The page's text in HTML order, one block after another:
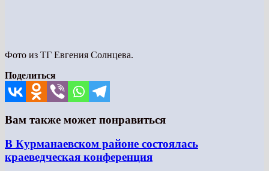
Фото из ТГ Евгения Солнцева.
Поделиться
Вам также может понравиться
В Курманаевском районе состоялась
краеведческая конференция